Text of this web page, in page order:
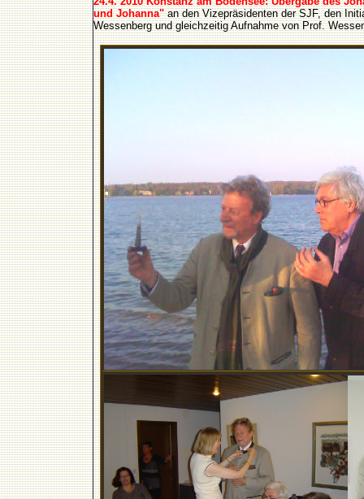
und Johanna" an den Vizepräsidenten der SJF, den
Wessenberg und gleichzeitig Aufnahme von Prof.